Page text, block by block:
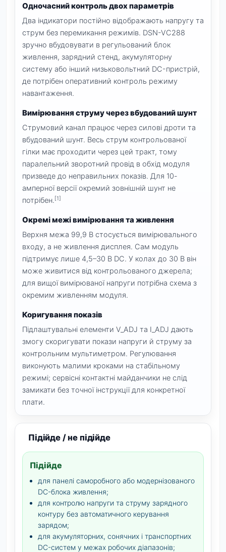
Одночасний контроль двох параметрів
Два індикатори постійно відображають напругу та
струм без перемикання режимів. DSN-VC288
зручно вбудовувати в регульований блок
живлення, зарядний стенд, акумуляторну
систему або інший низьковольтний DC-пристрій,
де потрібен оперативний контроль режиму
навантаження.
Вимірювання струму через вбудований шунт
Струмовий канал працює через силові дроти та
вбудований шунт. Весь струм контрольованої
гілки має проходити через цей тракт, тому
паралельний зворотний провід в обхід модуля
призведе до неправильних показів. Для 10-
амперної версії окремий зовнішній шунт не
потрібен.[1]
Окремі межі вимірювання та живлення
Верхня межа 99,9 В стосується вимірювального
входу, а не живлення дисплея. Сам модуль
підтримує лише 4,5–30 В DC. У колах до 30 В він
може живитися від контрольованого джерела;
для вищої вимірюваної напруги потрібна схема з
окремим живленням модуля.
Коригування показів
Підлаштувальні елементи V_ADJ та I_ADJ дають
змогу скоригувати покази напруги й струму за
контрольним мультиметром. Регулювання
виконують малими кроками на стабільному
режимі; сервісні контактні майданчики не слід
замикати без точної інструкції для конкретної
плати.
Підійде / не підійде
Підійде
для панелі саморобного або модернізованого
DC-блока живлення;
для контролю напруги та струму зарядного
контуру без автоматичного керування
зарядом;
для акумуляторних, сонячних і транспортних
DC-систем у межах робочих діапазонів;